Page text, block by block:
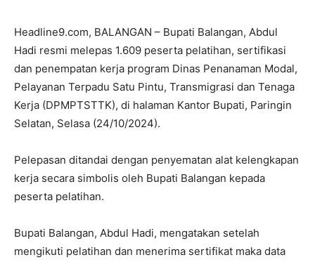
Headline9.com, BALANGAN – Bupati Balangan, Abdul
Hadi resmi melepas 1.609 peserta pelatihan, sertifikasi
dan penempatan kerja program Dinas Penanaman Modal,
Pelayanan Terpadu Satu Pintu, Transmigrasi dan Tenaga
Kerja (DPMPTSTTK), di halaman Kantor Bupati, Paringin
Selatan, Selasa (24/10/2024).
Pelepasan ditandai dengan penyematan alat kelengkapan
kerja secara simbolis oleh Bupati Balangan kepada
peserta pelatihan.
Bupati Balangan, Abdul Hadi, mengatakan setelah
mengikuti pelatihan dan menerima sertifikat maka data